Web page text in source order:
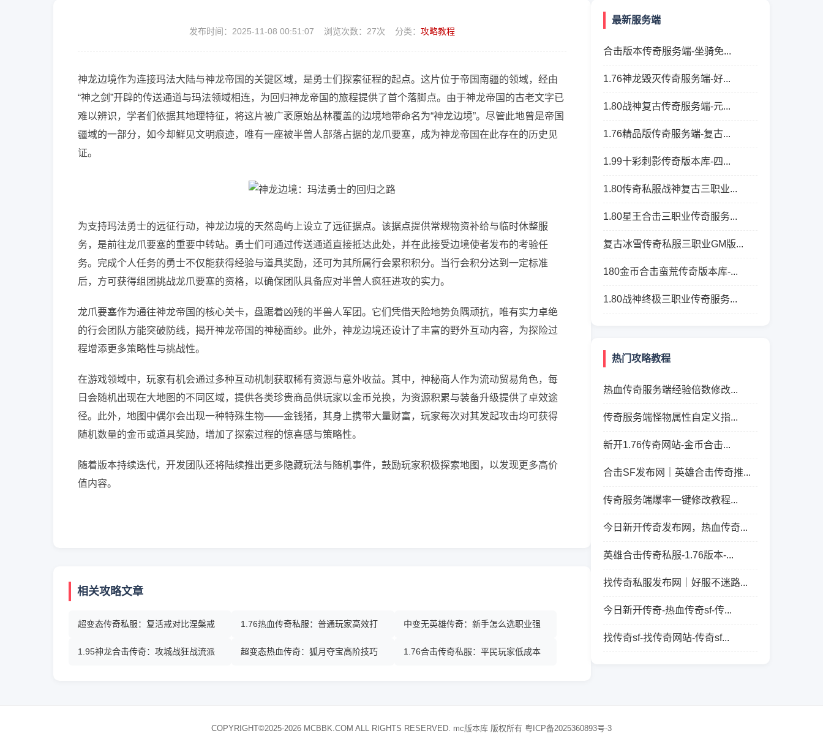
发布时间：2025-11-08 00:51:07 浏览次数： 27次 分类： 攻略教程
神龙边境作为连接玛法大陆与神龙帝国的关键区域，是勇士们探索征程的起点。这片位于帝国南疆的领域，经由
“神之剑”开辟的传送通道与玛法领域相连，为回归神龙帝国的旅程提供了首个落脚点。由于神龙帝国的古老文字已
难以辨识，学者们依据其地理特征，将这片被广袤原始丛林覆盖的边境地带命名为“神龙边境”。尽管此地曾是帝国
疆域的一部分，如今却鲜见文明痕迹，唯有一座被半兽人部落占据的龙爪要塞，成为神龙帝国在此存在的历史见
证。
为支持玛法勇士的远征行动，神龙边境的天然岛屿上设立了远征据点。该据点提供常规物资补给与临时休整服
务，是前往龙爪要塞的重要中转站。勇士们可通过传送通道直接抵达此处，并在此接受边境使者发布的考验任
务。完成个人任务的勇士不仅能获得经验与道具奖励，还可为其所属行会累积积分。当行会积分达到一定标准
后，方可获得组团挑战龙爪要塞的资格，以确保团队具备应对半兽人疯狂进攻的实力。
龙爪要塞作为通往神龙帝国的核心关卡，盘踞着凶残的半兽人军团。它们凭借天险地势负隅顽抗，唯有实力卓绝
的行会团队方能突破防线，揭开神龙帝国的神秘面纱。此外，神龙边境还设计了丰富的野外互动内容，为探险过
程增添更多策略性与挑战性。
在游戏领域中，玩家有机会通过多种互动机制获取稀有资源与意外收益。其中，神秘商人作为流动贸易角色，每
日会随机出现在大地图的不同区域，提供各类珍贵商品供玩家以金币兑换，为资源积累与装备升级提供了卓效途
径。此外，地图中偶尔会出现一种特殊生物——金钱猪，其身上携带大量财富，玩家每次对其发起攻击均可获得
随机数量的金币或道具奖励，增加了探索过程的惊喜感与策略性。
随着版本持续迭代，开发团队还将陆续推出更多隐藏玩法与随机事件，鼓励玩家积极探索地图，以发现更多高价
值内容。
相关攻略文章
超变态传奇私服：复活戒对比涅槃戒 1.76热血传奇私服：普通玩家高效打 中变无英雄传奇：新手怎么选职业强
1.95神龙合击传奇：攻城战狂战流派 超变态热血传奇：狐月夺宝高阶技巧 1.76合击传奇私服：平民玩家低成本
最新服务端
合击版本传奇服务端-坐骑免...
1.76神龙毁灭传奇服务端-好...
1.80战神复古传奇服务端-元...
1.76精品版传奇服务端-复古...
1.99十彩刺影传奇版本库-四...
1.80传奇私服战神复古三职业...
1.80星王合击三职业传奇服务...
复古冰雪传奇私服三职业GM版...
180金币合击蛮荒传奇版本库-...
1.80战神终极三职业传奇服务...
热门攻略教程
热血传奇服务端经验倍数修改...
传奇服务端怪物属性自定义指...
新开1.76传奇网站-金币合击...
合击SF发布网｜英雄合击传奇推...
传奇服务端爆率一键修改教程...
今日新开传奇发布网，热血传奇...
英雄合击传奇私服-1.76版本-...
找传奇私服发布网｜好服不迷路...
今日新开传奇-热血传奇sf-传...
找传奇sf-找传奇网站-传奇sf...
COPYRIGHT©2025-2026 MCBBK.COM ALL RIGHTS RESERVED. mc版本库 版权所有 粤ICP备2025360893号-3